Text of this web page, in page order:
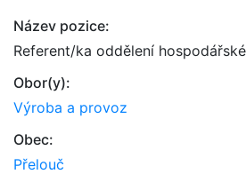
Název pozice:
Referent/ka oddělení
Obor(y):
Výroba a provoz
Obec:
Přelouč